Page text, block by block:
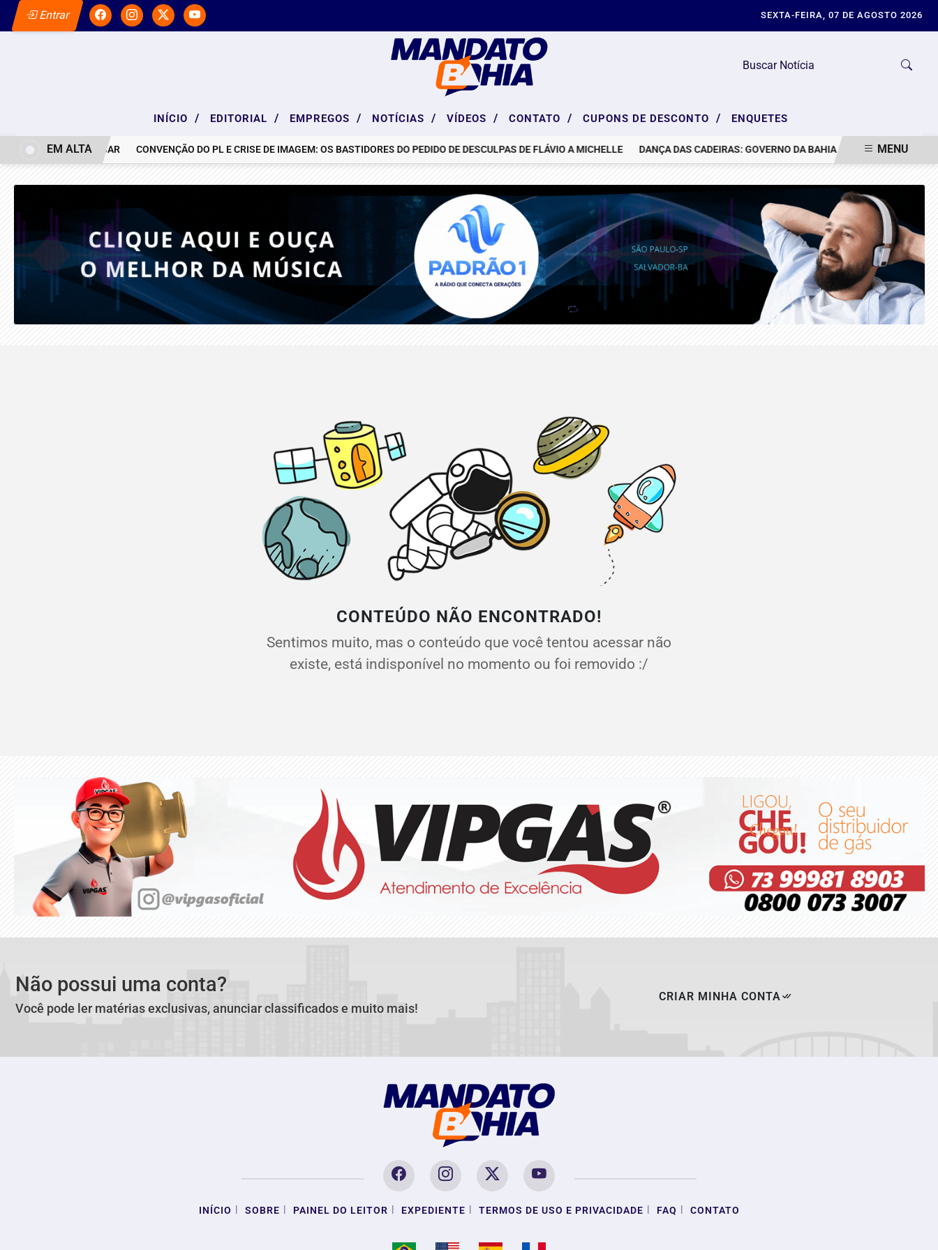
Entrar SEXTA-FEIRA, 07 DE AGOSTO 2026
INÍCIO / EDITORIAL / EMPREGOS / NOTÍCIAS / VÍDEOS / CONTATO / CUPONS DE DESCONTO / ENQUETES
NOTA DE PESAR CONVENÇÃO DO PL E CRISE DE IMAGEM: OS BASTIDORES DO PEDIDO DE DESCULPAS DE FLÁVIO A MICHELLE DANÇA DAS CADEIRAS: GOVERNO DA BAHIA ANUNCIA MUDANÇAS
EM ALTA MENU
CONTEÚDO NÃO ENCONTRADO!
Sentimos muito, mas o conteúdo que você tentou acessar não
existe, está indisponível no momento ou foi removido :/
Não possui uma conta?
Você pode ler matérias exclusivas, anunciar classificados e muito mais!
CRIAR MINHA CONTA
INÍCIO | SOBRE | PAINEL DO LEITOR | EXPEDIENTE | TERMOS DE USO E PRIVACIDADE | FAQ | CONTATO